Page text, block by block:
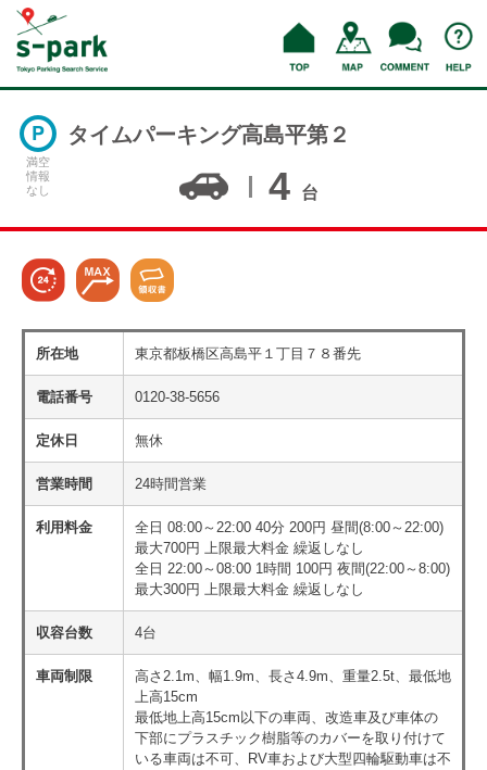
満空
情報
なし
タイムパーキング高島平第２
4 台
所在地 東京都板橋区高島平１丁目７８番先
電話番号 0120-38-5656
定休日 無休
営業時間 24時間営業
利用料金
全日 08:00～22:00 40分 200円 昼間(8:00～22:00)
最大700円 上限最大料金 繰返しなし
全日 22:00～08:00 1時間 100円 夜間(22:00～8:00)
最大300円 上限最大料金 繰返しなし
収容台数 4台
車両制限
高さ2.1m、幅1.9m、長さ4.9m、重量2.5t、最低地
上高15cm
最低地上高15cm以下の車両、改造車及び車体の
下部にプラスチック樹脂等のカバーを取り付けて
いる車両は不可、RV車および大型四輪駆動車は不